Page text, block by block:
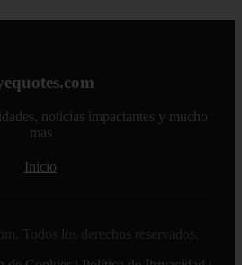
noticias impactantes y mucho
mas
Inicio
Todos los derechos reservados.